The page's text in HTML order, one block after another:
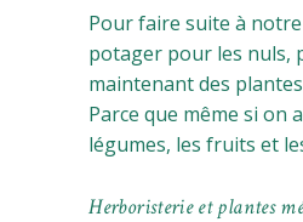
Pour faire suite à
potager pour les nuls,
maintenant des
Parce que même si on
légumes, les fruits et
Herboristerie et plantes